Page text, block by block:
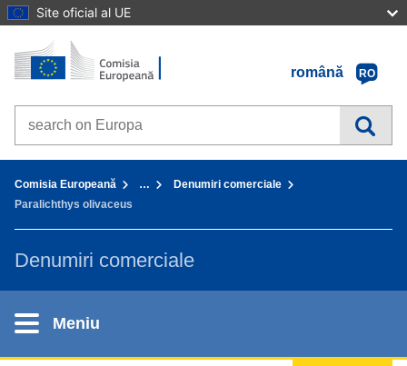
Site oficial al UE
Accesaţi conţinutul
Prima pagină - Comisia Europeană
română
RO
Search on Europa websites
Comisia Europeană …
Denumiri comerciale
Paralichthys olivaceus
Denumiri comerciale
Meniu